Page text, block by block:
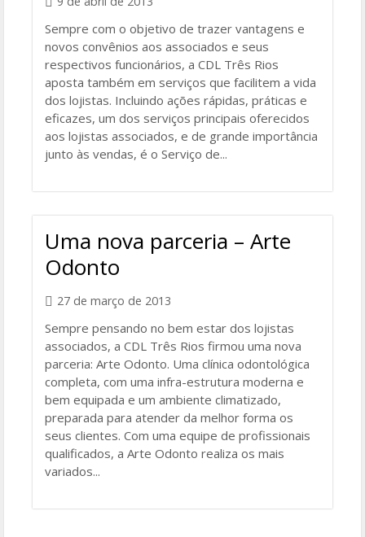
Sempre com o objetivo de trazer vantagens e
novos convênios aos associados e seus
respectivos funcionários, a CDL Três Rios
aposta também em serviços que facilitem a vida
dos lojistas. Incluindo ações rápidas, práticas e
eficazes, um dos serviços principais oferecidos
aos lojistas associados, e de grande importância
junto às vendas, é o Serviço de...
Uma nova parceria – Arte
Odonto
27 de março de 2013
Sempre pensando no bem estar dos lojistas
associados, a CDL Três Rios firmou uma nova
parceria: Arte Odonto. Uma clínica odontológica
completa, com uma infra-estrutura moderna e
bem equipada e um ambiente climatizado,
preparada para atender da melhor forma os
seus clientes. Com uma equipe de profissionais
qualificados, a Arte Odonto realiza os mais
variados...